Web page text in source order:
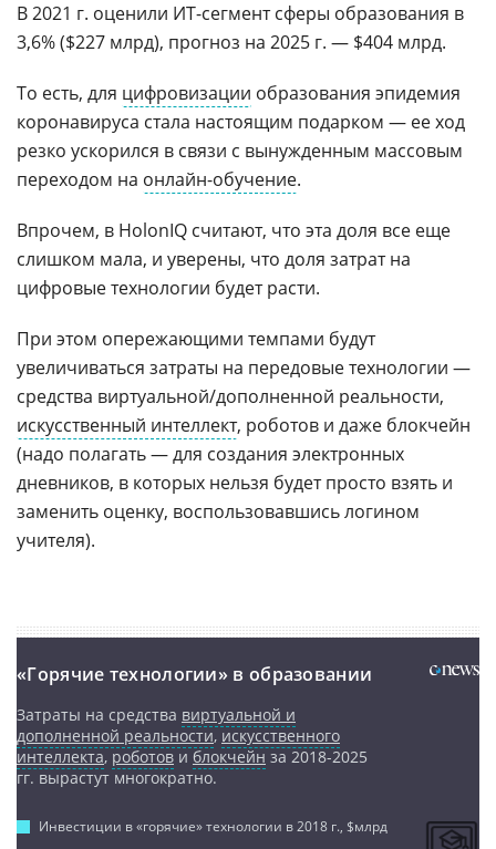
В 2021 г. оценили ИТ-сегмент сферы образования в
3,6% ($227 млрд), прогноз на 2025 г. — $404 млрд.
То есть, для цифровизации образования эпидемия
коронавируса стала настоящим подарком — ее ход
резко ускорился в связи с вынужденным массовым
переходом на онлайн-обучение.
Впрочем, в HolonIQ считают, что эта доля все еще
слишком мала, и уверены, что доля затрат на
цифровые технологии будет расти.
При этом опережающими темпами будут
увеличиваться затраты на передовые технологии —
средства виртуальной/дополненной реальности,
искусственный интеллект, роботов и даже блокчейн
(надо полагать — для создания электронных
дневников, в которых нельзя будет просто взять и
заменить оценку, воспользовавшись логином
учителя).
«Горячие технологии» в образовании
Затраты на средства виртуальной и
дополненной реальности, искусственного
интеллекта, роботов и блокчейн за 2018-2025
гг. вырастут многократно.
Инвестиции в «горячие» технологии в 2018 г., $млрд